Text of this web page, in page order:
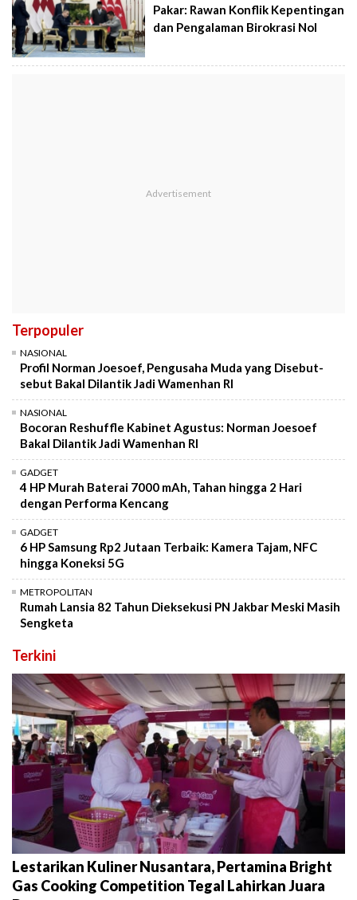
Pakar: Rawan Konflik Kepentingan
dan Pengalaman Birokrasi Nol
Terpopuler
NASIONAL
Profil Norman Joesoef, Pengusaha Muda yang Disebut-
sebut Bakal Dilantik Jadi Wamenhan RI
NASIONAL
Bocoran Reshuffle Kabinet Agustus: Norman Joesoef
Bakal Dilantik Jadi Wamenhan RI
GADGET
4 HP Murah Baterai 7000 mAh, Tahan hingga 2 Hari
dengan Performa Kencang
GADGET
6 HP Samsung Rp2 Jutaan Terbaik: Kamera Tajam, NFC
hingga Koneksi 5G
METROPOLITAN
Rumah Lansia 82 Tahun Dieksekusi PN Jakbar Meski Masih
Sengketa
Terkini
Lestarikan Kuliner Nusantara, Pertamina Bright
Gas Cooking Competition Tegal Lahirkan Juara